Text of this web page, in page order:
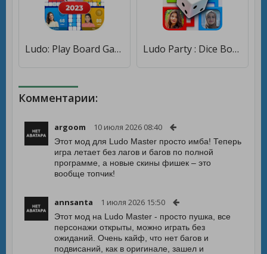
Ludo: Play Board Game Online [Много денег] Ludo Party : Dice Board Game [Мод меню]
Комментарии:
argoom 10 июля 2026 08:40
Этот мод для Ludo Master просто имба! Теперь
игра летает без лагов и багов по полной
программе, а новые скины фишек – это
вообще топчик!
annsanta 1 июля 2026 15:50
Этот мод на Ludo Master - просто пушка, все
персонажи открыты, можно играть без
ожиданий. Очень кайф, что нет багов и
подвисаний, как в оригинале, зашел и